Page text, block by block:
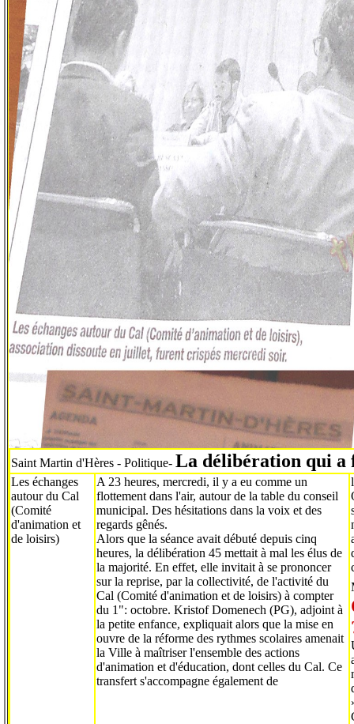
Saint Martin d'Hères - Politique- La délibération qui a
Les échanges
autour du Cal
(Comité
d'animation et
de loisirs)
A 23 heures, mercredi, il y a eu comme un
flottement dans l'air, autour de la table du conseil
municipal. Des hésitations dans la voix et des
regards gênés.
Alors que la séance avait débuté depuis cinq
heures, la délibération 45 mettait à mal les élus de
la majorité. En effet, elle invitait à se prononcer
sur la reprise, par la collectivité, de l'activité du
Cal (Comité d'animation et de loisirs) à compter
du 1": octobre. Kristof Domenech (PG), adjoint à
la petite enfance, expliquait alors que la mise en
ouvre de la réforme des rythmes scolaires amenait
la Ville à maîtriser l'ensemble des actions
d'animation et d'éducation, dont celles du Cal. Ce
transfert s'accompagne également de